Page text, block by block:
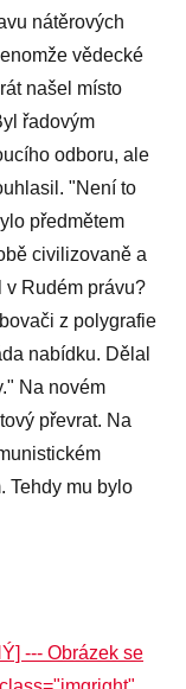
nátěrových
vědecké
našel místo
řadovým
odboru, ale
"Není to
předmětem
civilizovaně a
v Rudém právu?
z polygrafie
nabídku. Dělal
Na novém
převrat. Na
Tehdy mu bylo
--- Obrázek se